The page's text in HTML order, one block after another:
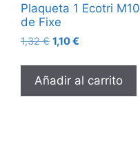
Plaqueta 1 Ecotri M10
de Fixe
1,32€ 1,10€
Añadir al carrito